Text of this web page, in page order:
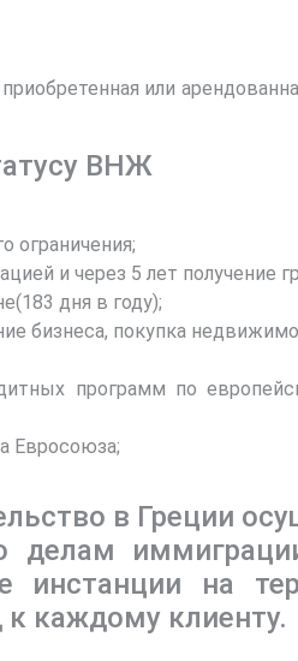
или
ВНЖ
ограничения;
и через 5 лет получение
дня в году);
бизнеса, покупка
программ по
Евросоюза;
в Греции
делам
инстанции на
каждому клиенту.